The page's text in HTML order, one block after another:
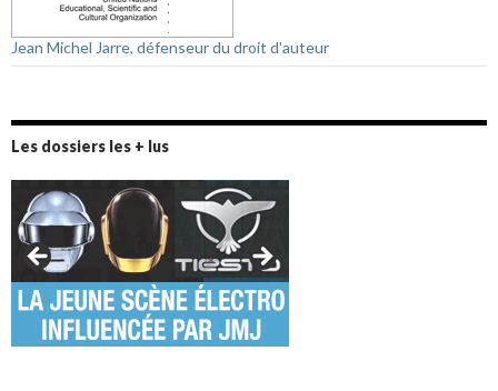
Jean Michel Jarre, défenseur du droit d'auteur
Les dossiers les + lus